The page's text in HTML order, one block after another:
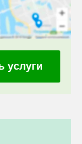
услуги